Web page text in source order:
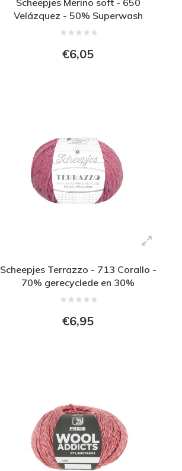
Scheepjes Merino soft - 650
Velázquez - 50% Superwash
Merinowol, 25% microvezel en 25%
€6,05
Scheepjes Terrazzo - 713 Corallo -
70% gerecyclede en 30%
gerecyclede viscose - Roze
€6,95